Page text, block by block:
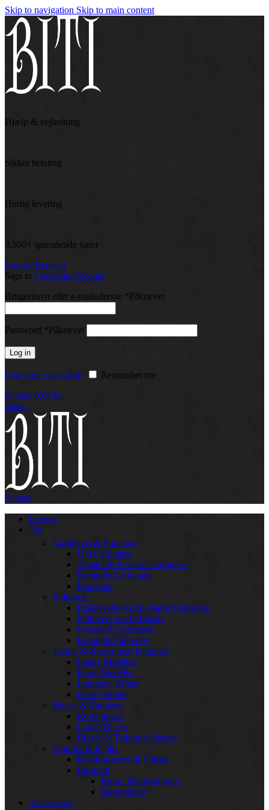
Skip to navigation Skip to main content
Hjælp & vejledning
Sikker betaling
Hurtig levering
3.500+ spændende varer
Login / Register
Sign in Create an Account
Brugernavn eller e-mailadresse * Påkrævet
Password * Påkrævet
Log in
Lost your password?
Remember me
0 items 0,00 kr.
Menu
0 items
Forside
Tøj
Cardigans & Ponchoer
Uld Cardigans
Alpaka & Possum Cardigans
Bomulds Cardigans
Ponchoer
Pullovere
Ensfarvede Korte/ Dame Pullovere
Pullovere med Mønster
Unisex & Herrestrik
Bomulds Pullovere
Jakker & Bluser med Knapper
Lange Modeller
Korte Modeller
Længere Ærmer
Korte Ærmer
Bluser & Tunikaer
Korte bluser
Lange Bluser
Bluser & T-shirts af Jersey
Skjorter & Kjoler
Bondeskjorter til Voksne
Børnetøj
Børne Bondeskjorter
Børnekjoler
Accessories